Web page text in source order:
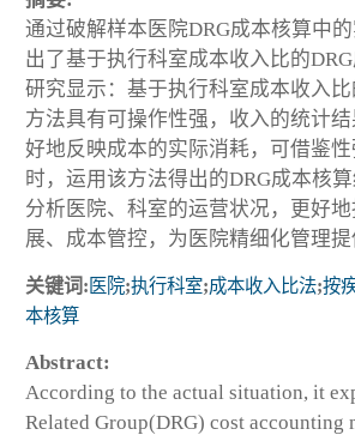
通过破解样本医院DRG成本核算中
出了基于执行科室成本收入比的DRG
研究显示：基于执行科室成本收入
方法具有可操作性强，收入的统计
好地反映成本的实际消耗，可借鉴
时，运用该方法得出的DRG成本核
分析医院、科室的运营状况，更好
展、成本管控，为医院精细化管理提
关键词: 医院;执行科室;成本收入比法;按
本核算
Abstract:
According to the actual situation, it
Related Group(DRG) cost accounting